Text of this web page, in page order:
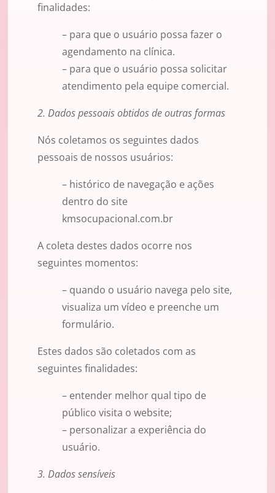
finalidades:
– para que o usuário possa fazer o
agendamento na clínica.
– para que o usuário possa solicitar
atendimento pela equipe comercial.
2. Dados pessoais obtidos de outras formas
Nós coletamos os seguintes dados
pessoais de nossos usuários:
– histórico de navegação e ações
dentro do site
kmsocupacional.com.br
A coleta destes dados ocorre nos
seguintes momentos:
– quando o usuário navega pelo site,
visualiza um vídeo e preenche um
formulário.
Estes dados são coletados com as
seguintes finalidades:
– entender melhor qual tipo de
público visita o website;
– personalizar a experiência do
usuário.
3. Dados sensíveis